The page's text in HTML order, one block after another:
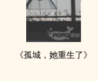
《孤城，她重生了》